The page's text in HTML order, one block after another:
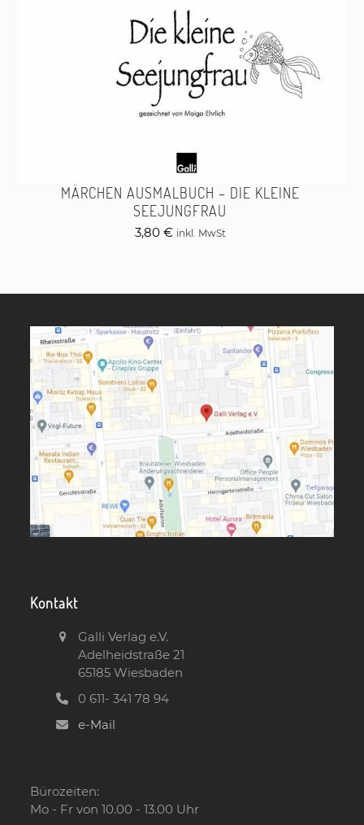
MÄRCHEN AUSMALBUCH – DIE KLEINE
SEEJUNGFRAU
3,80 € inkl. MwSt
Kontakt
Galli Verlag e.V.
Adelheidstraße 21
65185 Wiesbaden
0 611- 341 78 94
e-Mail
Bürozeiten:
Mo - Fr von 10.00 - 13.00 Uhr